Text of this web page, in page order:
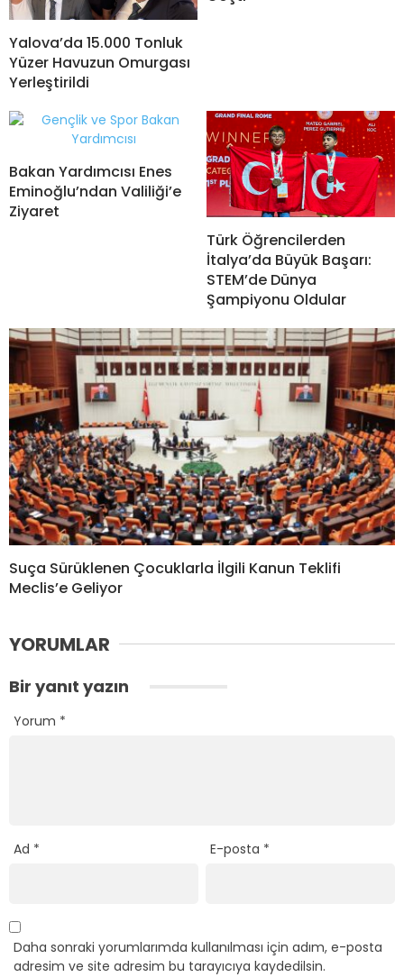
Yalova’da 15.000 Tonluk
Yüzer Havuzun Omurgası
Yerleştirildi
Bakan Yardımcısı Enes
Eminoğlu’ndan Valiliği’e
Ziyaret
Türk Öğrencilerden
İtalya’da Büyük Başarı:
STEM’de Dünya
Şampiyonu Oldular
Suça Sürüklenen Çocuklarla İlgili Kanun Teklifi
Meclis’e Geliyor
YORUMLAR
Bir yanıt yazın
Yorum *
Ad * E-posta *
Daha sonraki yorumlarımda kullanılması için adım, e-posta
adresim ve site adresim bu tarayıcıya kaydedilsin.